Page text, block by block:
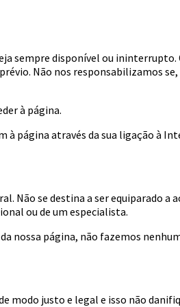
sempre disponível ou
Não nos responsabilizamos
à página.
à página através da sua ligação
Não se destina a ser equiparado
ou de um especialista.
nossa página, não fazemos
modo justo e legal e isso não